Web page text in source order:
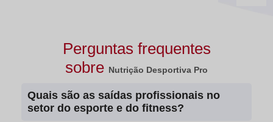
Perguntas frequentes
sobre Nutrição Desportiva Pro
Quais são as saídas profissionais no
setor do esporte e do fitness?